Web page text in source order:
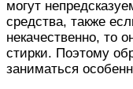
могут
средства, также
некачественно, то
стирки. Поэтому
заниматься